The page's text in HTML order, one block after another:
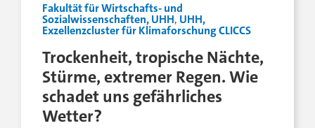
Fakultät für Wirtschafts- und
Sozialwissenschaften, UHH, UHH,
Exzellenzcluster für Klimaforschung CLICCS
Trockenheit, tropische Nächte,
Stürme, extremer Regen. Wie
schadet uns gefährliches
Wetter?